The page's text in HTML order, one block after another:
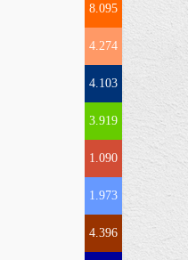
8.095
4.274
4.103
3.919
1.090
1.973
4.396